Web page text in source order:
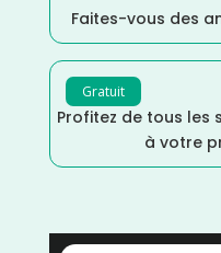
Faites-vous des
Gratuit
Profitez de tous les
à votre